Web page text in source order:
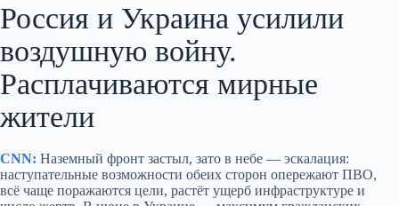
Россия и Украина усилили
воздушную войну.
Расплачиваются мирные
жители
CNN: Наземный фронт застыл, зато в небе — эскалация:
наступательные возможности обеих сторон опережают ПВО,
всё чаще поражаются цели, растёт ущерб инфраструктуре и